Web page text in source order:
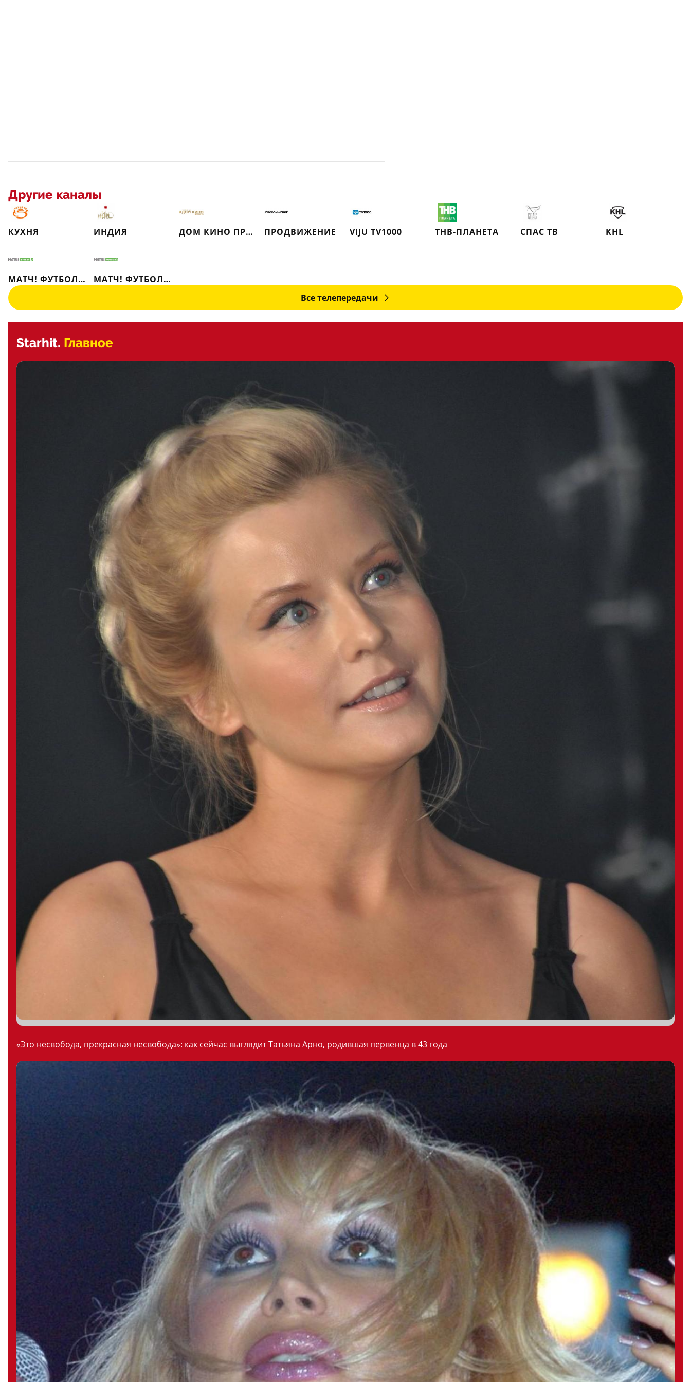
Другие каналы
КУХНЯ ИНДИЯ ДОМ КИНО ПРЕМИУМ ПРОДВИЖЕНИЕ VIJU TV1000 ТНВ-ПЛАНЕТА СПАС ТВ KHL
МАТЧ! ФУТБОЛ 3
МАТЧ! ФУТБОЛ 1
Все телепередачи
Starhit. Главное
«Это несвобода, прекрасная несвобода»: как сейчас выглядит Татьяна Арно, родившая первенца в 43 года